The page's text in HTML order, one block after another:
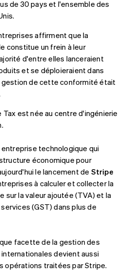
évolutions
2026
Stripe construit l’infrastructure
en ligne
App Marketplace
de 30 pays et l'ensemble des
affirment que la
constitue un frein à leur
d'entre elles lanceraient
et se déploieraient dans
gestion de cette conformité était
Tax est née au centre d'ingénierie
technologique qui
économique pour
le lancement de Stripe
à calculer et collecter la
sur la valeur ajoutée (TVA) et la
(GST) dans plus de
facette de la gestion des
devient aussi
opérations traitées par Stripe.